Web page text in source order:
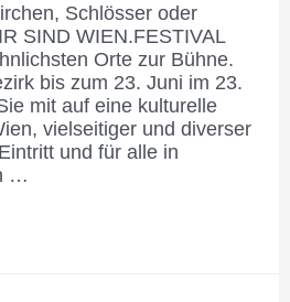
Schlösser oder
SIND WIEN.FESTIVAL
Orte zur Bühne.
bis zum 23. Juni im 23.
mit auf eine kulturelle
vielseitiger und diverser
und für alle in
…